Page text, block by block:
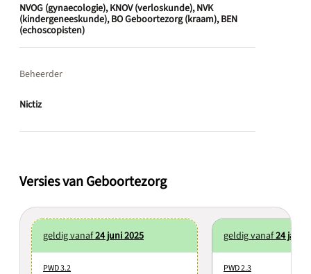
NVOG (gynaecologie), KNOV (verloskunde), NVK
(kindergeneeskunde), BO Geboortezorg (kraam), BEN
(echoscopisten)
Beheerder
Nictiz
Versies van Geboortezorg
geldig vanaf24 juni 2025
PWD 3.2
geldig vanaf24
PWD 2.3